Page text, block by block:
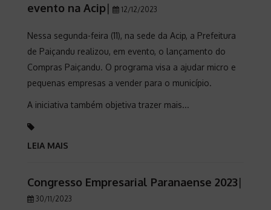
evento na Acip| 12/12/2023
Nessa segunda-feira (11), na sede da Acip, a Prefeitura
de Paiçandu realizou, em evento, o lançamento do
Compras Paiçandu. O programa visa a ajudar micro e
pequenas empresas a vender para o município.
A iniciativa também objetiva trazer mais...
LEIA MAIS
Congresso Empresarial Paranaense 2023|
30/11/2023